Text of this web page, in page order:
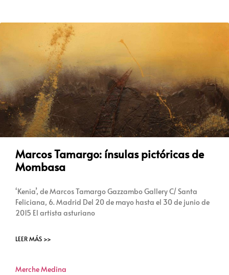
Marcos Tamargo: ínsulas pictóricas de
Mombasa
‘Kenia’, de Marcos Tamargo Gazzambo Gallery C/ Santa
Feliciana, 6. Madrid Del 20 de mayo hasta el 30 de junio de
2015 El artista asturiano
LEER MÁS >>
Merche Medina